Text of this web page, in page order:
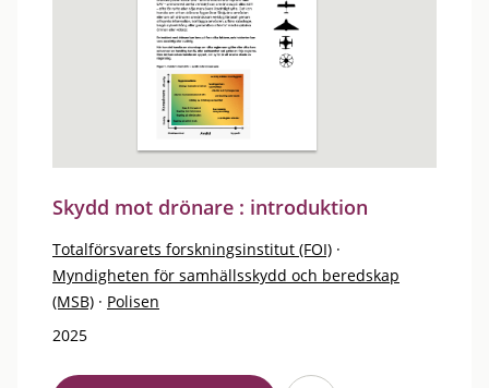
Skydd mot drönare : introduktion
Totalförsvarets forskningsinstitut (FOI) ·
Myndigheten för samhällsskydd och beredskap
(MSB) · Polisen
2025